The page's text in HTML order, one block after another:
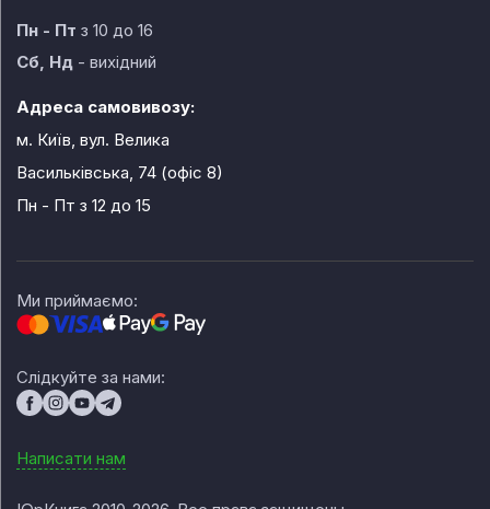
Пн - Пт з 10 до 16
Сб, Нд - вихідний
Адреса самовивозу:
м. Київ, вул. Велика
Васильківська, 74 (офіс 8)
Пн - Пт з 12 до 15
Ми приймаємо:
Слідкуйте за нами:
Написати нам